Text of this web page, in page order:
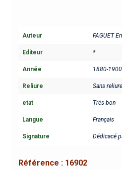
Auteur FAGUET
Editeur *
Année 1880-1900
Reliure Sans reliure
etat Très bon
Langue Français
Signature Dédicacé
Référence : 16902